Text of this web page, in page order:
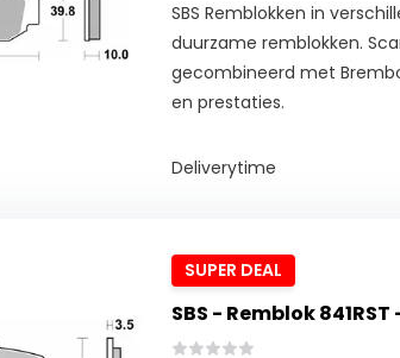
SBS Remblokken in
duurzame remblokken.
gecombineerd met
en prestaties.
Deliverytime
SUPER DEAL
SBS - Remblok